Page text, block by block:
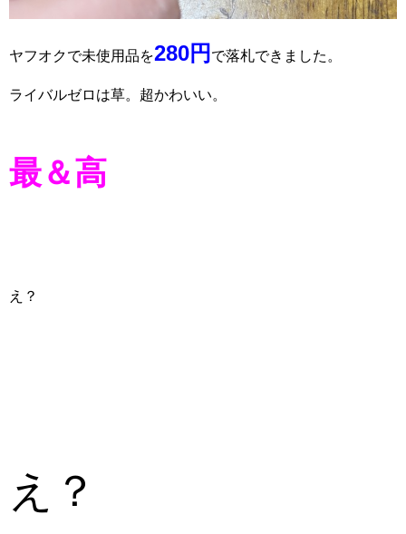
ヤフオクで未使用品を280円 で落札できました。
ライバルゼロは草。超かわいい。
最＆高
え？
え？